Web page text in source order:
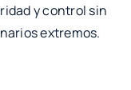
y control sin
extremos.